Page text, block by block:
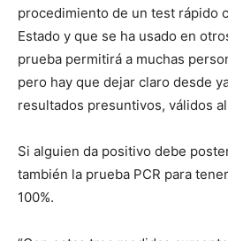
procedimiento de un test rápido
Estado y que se ha usado en
prueba permitirá a muchas
pero hay que dejar claro desde
resultados presuntivos, válidos al
Si alguien da positivo debe
también la prueba PCR para
100%.